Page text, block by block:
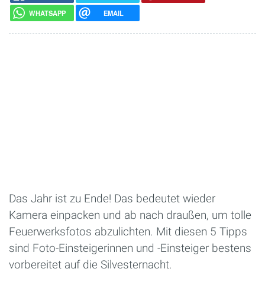
WHATSAPP
EMAIL
Das Jahr ist zu Ende! Das bedeutet wieder
Kamera einpacken und ab nach draußen, um tolle
Feuerwerksfotos abzulichten. Mit diesen 5 Tipps
sind Foto-Einsteigerinnen und -Einsteiger bestens
vorbereitet auf die Silvesternacht.